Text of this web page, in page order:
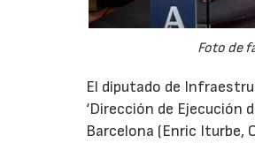
Foto de
El diputado de
‘Dirección de Ejecución
Barcelona (Enric Iturbe,